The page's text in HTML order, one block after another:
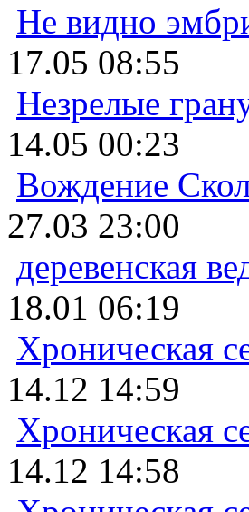
Не видно
17.05 08:55
Незрелые
14.05 00:23
Вождение
27.03 23:00
деревенская
18.01 06:19
Хроническая
14.12 14:59
Хроническая
14.12 14:58